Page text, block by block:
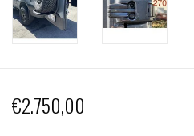
€2.750,00